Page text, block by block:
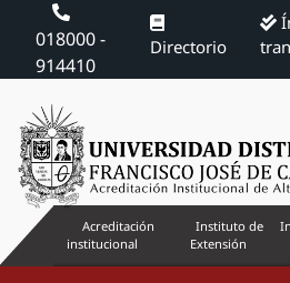
018000 -
914410
Directorio
Acreditación
institucional
Instituto de
Extensión